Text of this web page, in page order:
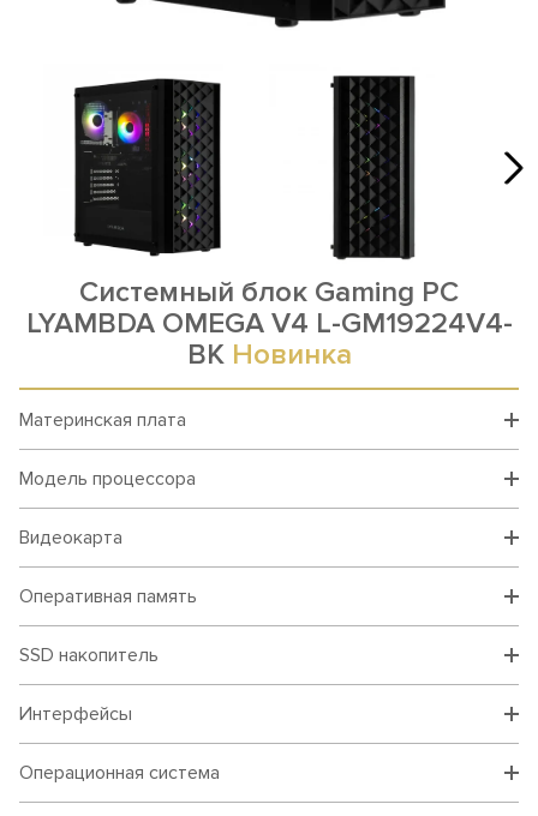
Системный блок Gaming PC
LYAMBDA OMEGA V4 L-GM19224V4-
BK Новинка
Материнская плата
Модель процессора
Видеокарта
Оперативная память
SSD накопитель
Интерфейсы
Операционная система